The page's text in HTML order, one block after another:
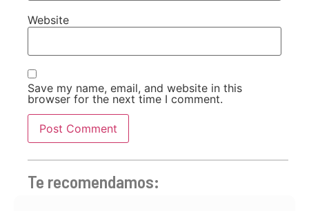
Website
Save my name, email, and website in this
browser for the next time I comment.
Te recomendamos: